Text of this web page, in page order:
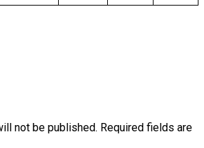
not be published. Required fields are